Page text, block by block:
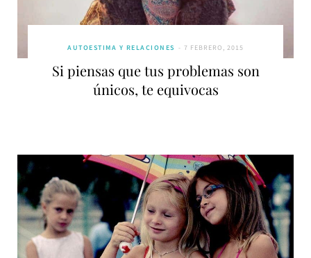
AUTOESTIMA Y RELACIONES 7 FEBRERO, 2015
Si piensas que tus problemas son
únicos, te equivocas